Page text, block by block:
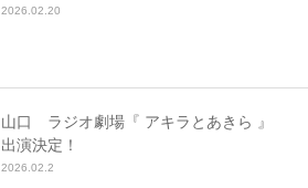
2026.02.20
山口 ラジオ劇場『 アキラとあきら 』
出演決定！
2026.02.2